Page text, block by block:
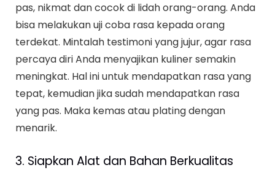
pas, nikmat dan cocok di lidah orang-orang. Anda
bisa melakukan uji coba rasa kepada orang
terdekat. Mintalah testimoni yang jujur, agar rasa
percaya diri Anda menyajikan kuliner semakin
meningkat. Hal ini untuk mendapatkan rasa yang
tepat, kemudian jika sudah mendapatkan rasa
yang pas. Maka kemas atau plating dengan
menarik.
3. Siapkan Alat dan Bahan Berkualitas